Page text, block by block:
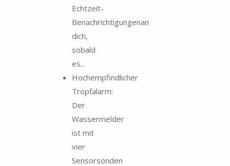
Echtzeit-
Benachrichtigungenan
dich,
sobald
es...
Hochempfindlicher
Tropfalarm:
Der
Wassermelder
ist mit
vier
Sensorsonden